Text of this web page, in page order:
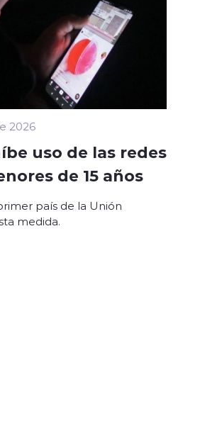
2026
uso de las redes
de 15 años
país de la Unión
medida.